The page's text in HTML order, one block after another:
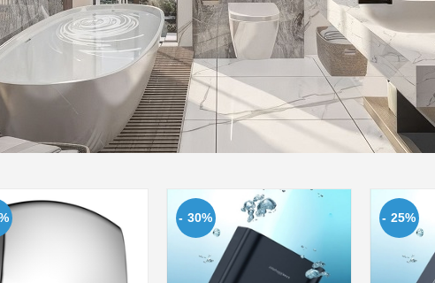
- 30% - 25%